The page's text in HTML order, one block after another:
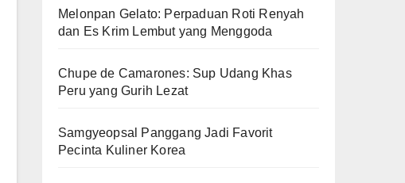
Melonpan Gelato: Perpaduan Roti Renyah
dan Es Krim Lembut yang Menggoda
Chupe de Camarones: Sup Udang Khas
Peru yang Gurih Lezat
Samgyeopsal Panggang Jadi Favorit
Pecinta Kuliner Korea